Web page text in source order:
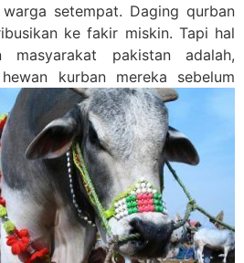
setempat. Daging qurban
ke fakir miskin. Tapi hal
pakistan adalah,
kurban mereka sebelum